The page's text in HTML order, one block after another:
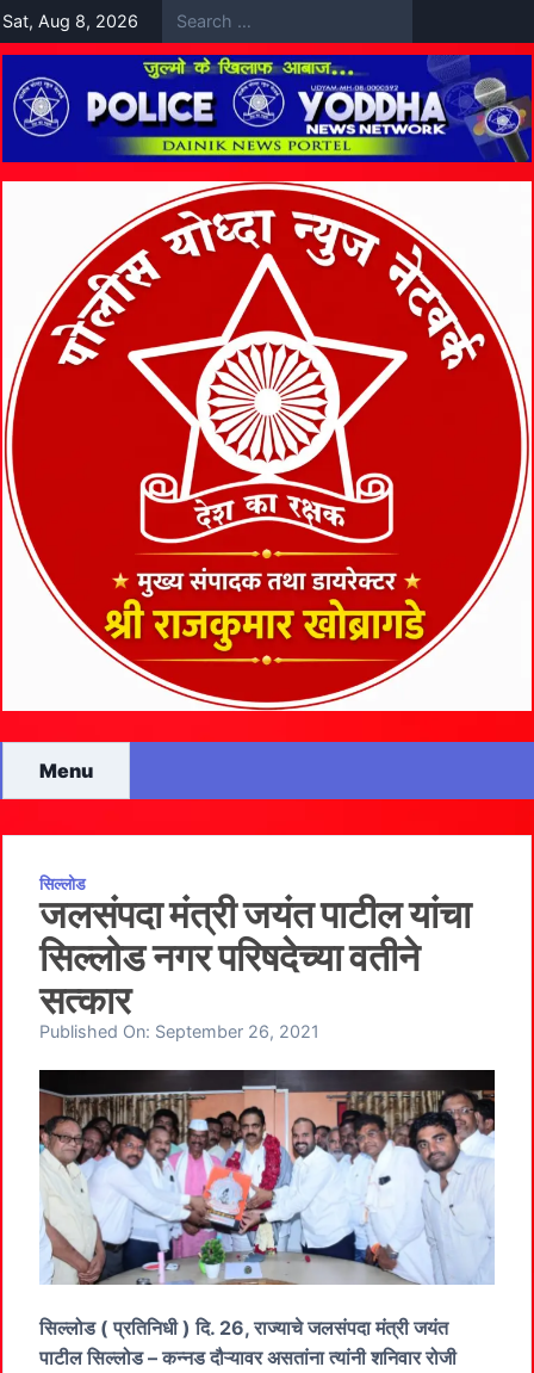
Skip
to
content
Sat, Aug 8, 2026
Menu
सिल्लोड
जलसंपदा मंत्री जयंत पाटील यांचा
सिल्लोड नगर परिषदेच्या वतीने
सत्कार
Published On: September 26, 2021
सिल्लोड ( प्रतिनिधी ) दि. 26, राज्याचे जलसंपदा मंत्री जयंत
पाटील सिल्लोड – कन्नड दौऱ्यावर असतांना त्यांनी शनिवार रोजी